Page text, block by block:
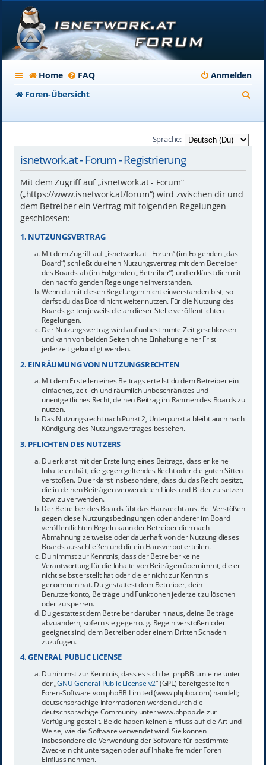
Home FAQ
Anmelden
Foren-Übersicht
Sprache:
isnetwork.at - Forum - Registrierung
Mit dem Zugriff auf „isnetwork.at - Forum“
(„https://www.isnetwork.at/forum“) wird zwischen dir und
dem Betreiber ein Vertrag mit folgenden Regelungen
geschlossen:
1. NUTZUNGSVERTRAG
Mit dem Zugriff auf „isnetwork.at - Forum“ (im Folgenden „das
Board“) schließt du einen Nutzungsvertrag mit dem Betreiber
des Boards ab (im Folgenden „Betreiber“) und erklärst dich mit
den nachfolgenden Regelungen einverstanden.
Wenn du mit diesen Regelungen nicht einverstanden bist, so
darfst du das Board nicht weiter nutzen. Für die Nutzung des
Boards gelten jeweils die an dieser Stelle veröffentlichten
Regelungen.
Der Nutzungsvertrag wird auf unbestimmte Zeit geschlossen
und kann von beiden Seiten ohne Einhaltung einer Frist
jederzeit gekündigt werden.
2. EINRÄUMUNG VON NUTZUNGSRECHTEN
Mit dem Erstellen eines Beitrags erteilst du dem Betreiber ein
einfaches, zeitlich und räumlich unbeschränktes und
unentgeltliches Recht, deinen Beitrag im Rahmen des Boards zu
nutzen.
Das Nutzungsrecht nach Punkt 2, Unterpunkt a bleibt auch nach
Kündigung des Nutzungsvertrages bestehen.
3. PFLICHTEN DES NUTZERS
Du erklärst mit der Erstellung eines Beitrags, dass er keine
Inhalte enthält, die gegen geltendes Recht oder die guten Sitten
verstoßen. Du erklärst insbesondere, dass du das Recht besitzt,
die in deinen Beiträgen verwendeten Links und Bilder zu setzen
bzw. zu verwenden.
Der Betreiber des Boards übt das Hausrecht aus. Bei Verstößen
gegen diese Nutzungsbedingungen oder anderer im Board
veröffentlichten Regeln kann der Betreiber dich nach
Abmahnung zeitweise oder dauerhaft von der Nutzung dieses
Boards ausschließen und dir ein Hausverbot erteilen.
Du nimmst zur Kenntnis, dass der Betreiber keine
Verantwortung für die Inhalte von Beiträgen übernimmt, die er
nicht selbst erstellt hat oder die er nicht zur Kenntnis
genommen hat. Du gestattest dem Betreiber, dein
Benutzerkonto, Beiträge und Funktionen jederzeit zu löschen
oder zu sperren.
Du gestattest dem Betreiber darüber hinaus, deine Beiträge
abzuändern, sofern sie gegen o. g. Regeln verstoßen oder
geeignet sind, dem Betreiber oder einem Dritten Schaden
zuzufügen.
4. GENERAL PUBLIC LICENSE
Du nimmst zur Kenntnis, dass es sich bei phpBB um eine unter
der „GNU General Public License v2“ (GPL) bereitgestellten
Foren-Software von phpBB Limited (www.phpbb.com) handelt;
deutschsprachige Informationen werden durch die
deutschsprachige Community unter www.phpbb.de zur
Verfügung gestellt. Beide haben keinen Einfluss auf die Art und
Weise, wie die Software verwendet wird. Sie können
insbesondere die Verwendung der Software für bestimmte
Zwecke nicht untersagen oder auf Inhalte fremder Foren
Einfluss nehmen.